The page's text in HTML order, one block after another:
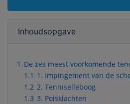
Inhoudsopgave
1 De zes meest voorkomende
1.1 1. Impingement van de
1.2 2. Tenniselleboog
1.3 3. Polsklachten